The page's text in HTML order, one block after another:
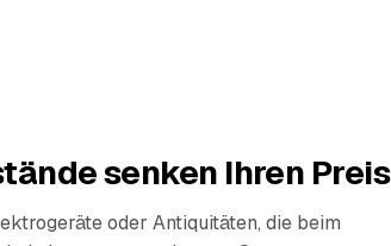
senken Ihren Preis
oder Antiquitäten, die beim